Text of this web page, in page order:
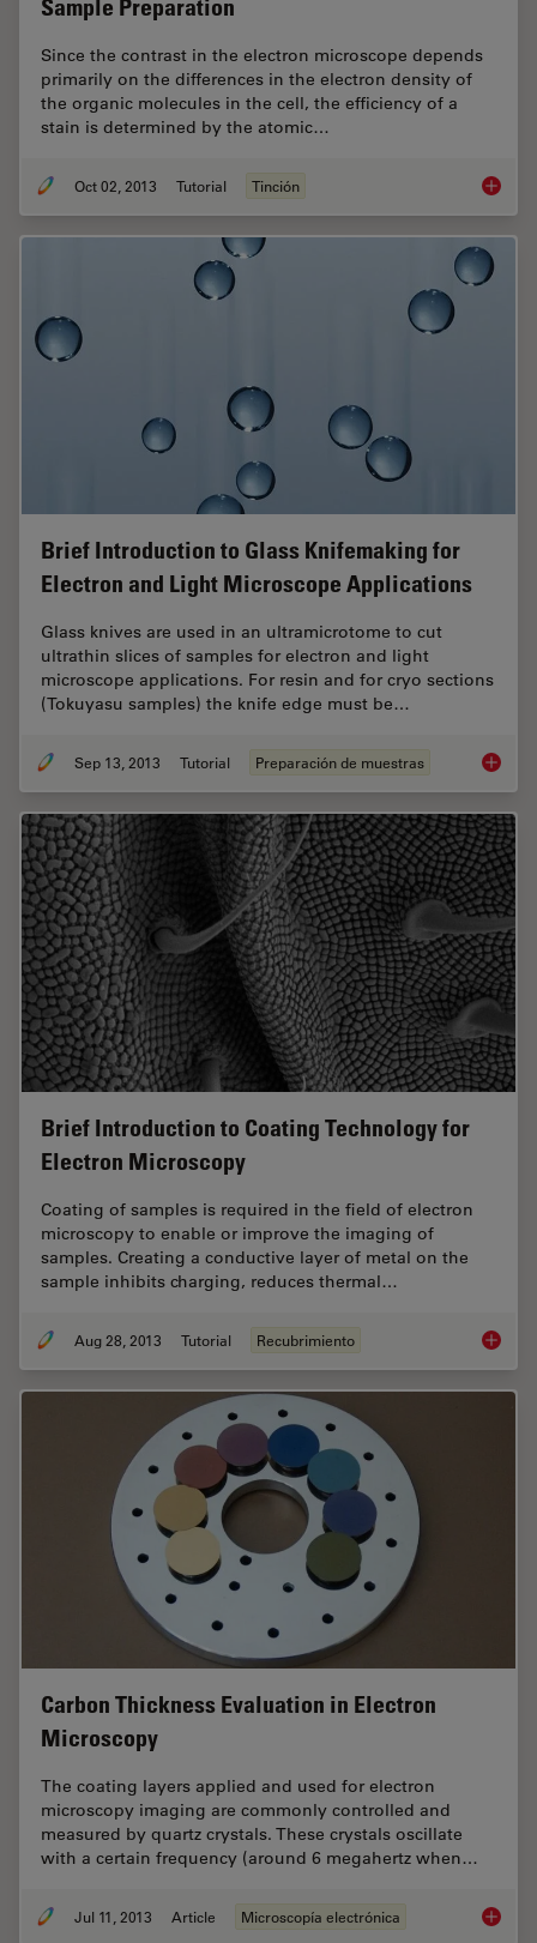
Sample Preparation
Since the contrast in the electron microscope depends
primarily on the differences in the electron density of
the organic molecules in the cell, the efficiency of a
stain is determined by the atomic…
Oct 02, 2013 Tutorial Tinción Brief
Brief Introduction to Glass Knifemaking for
Electron and Light Microscope Applications
Glass knives are used in an ultramicrotome to cut
ultrathin slices of samples for electron and light
microscope applications. For resin and for cryo sections
(Tokuyasu samples) the knife edge must be…
Sep 13, 2013 Tutorial Preparación de muestras Brief
Brief Introduction to Coating Technology for
Electron Microscopy
Coating of samples is required in the field of electron
microscopy to enable or improve the imaging of
samples. Creating a conductive layer of metal on the
sample inhibits charging, reduces thermal…
Aug 28, 2013 Tutorial Recubrimiento Brief
Carbon Thickness Evaluation in Electron
Microscopy
The coating layers applied and used for electron
microscopy imaging are commonly controlled and
measured by quartz crystals. These crystals oscillate
with a certain frequency (around 6 megahertz when…
Jul 11, 2013 Article Microscopía electrónica Carbon